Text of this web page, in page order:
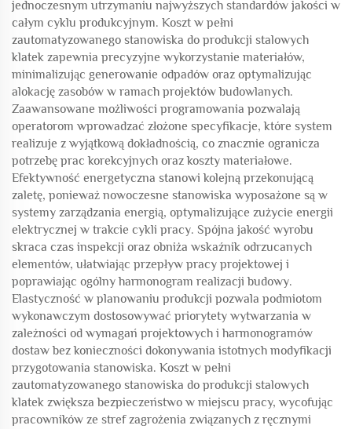
jednoczesnym utrzymaniu najwyższych standardów jakości w
całym cyklu produkcyjnym. Koszt w pełni
zautomatyzowanego stanowiska do produkcji stalowych
klatek zapewnia precyzyjne wykorzystanie materiałów,
minimalizując generowanie odpadów oraz optymalizując
alokację zasobów w ramach projektów budowlanych.
Zaawansowane możliwości programowania pozwalają
operatorom wprowadzać złożone specyfikacje, które system
realizuje z wyjątkową dokładnością, co znacznie ogranicza
potrzebę prac korekcyjnych oraz koszty materiałowe.
Efektywność energetyczna stanowi kolejną przekonującą
zaletę, ponieważ nowoczesne stanowiska wyposażone są w
systemy zarządzania energią, optymalizujące zużycie energii
elektrycznej w trakcie cykli pracy. Spójna jakość wyrobu
skraca czas inspekcji oraz obniża wskaźnik odrzucanych
elementów, ułatwiając przepływ pracy projektowej i
poprawiając ogólny harmonogram realizacji budowy.
Elastyczność w planowaniu produkcji pozwala podmiotom
wykonawczym dostosowywać priorytety wytwarzania w
zależności od wymagań projektowych i harmonogramów
dostaw bez konieczności dokonywania istotnych modyfikacji
przygotowania stanowiska. Koszt w pełni
zautomatyzowanego stanowiska do produkcji stalowych
klatek zwiększa bezpieczeństwo w miejscu pracy, wycofując
pracowników ze stref zagrożenia związanych z ręcznymi